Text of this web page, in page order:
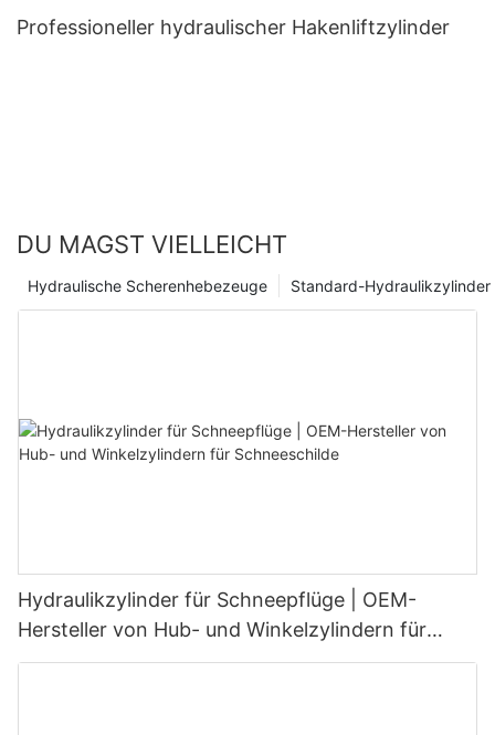
Professioneller hydraulischer Hakenliftzylinder
DU MAGST VIELLEICHT
Standard-Hydraulikzylinder
Hydraulische Scherenhebezeuge
Hydraulikzylinder für Schneepflüge | OEM-
Hersteller von Hub- und Winkelzylindern für
Schneeschilde